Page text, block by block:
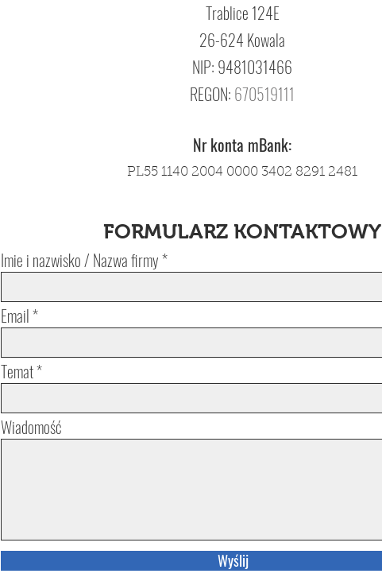
Trablice 124E
26-624 Kowala
NIP: 9481031466
REGON: 670519111
Nr konta mBank:
PL55 1140 2004 0000 3402 8291 2481
FORMULARZ KONTAKTOWY
Imie i nazwisko / Nazwa firmy
Email
Temat
Wiadomość
Wyślij